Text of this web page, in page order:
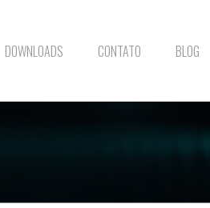
DOWNLOADS CONTATO BLOG